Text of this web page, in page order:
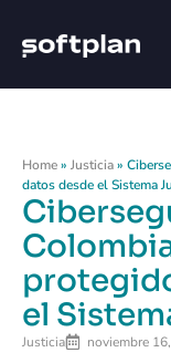
Home» Justicia»
datos desde el Sistema
el
Justicia noviembre